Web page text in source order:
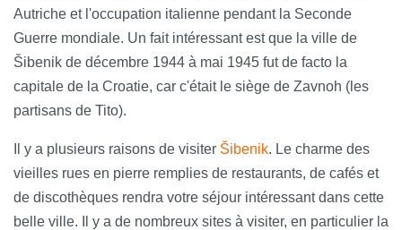
Autriche et l'occupation italienne pendant la Seconde
Guerre mondiale. Un fait intéressant est que la ville de
Šibenik de décembre 1944 à mai 1945 fut de facto la
capitale de la Croatie, car c'était le siège de Zavnoh (les
partisans de Tito).
Il y a plusieurs raisons de visiter Šibenik. Le charme des
vieilles rues en pierre remplies de restaurants, de cafés et
de discothèques rendra votre séjour intéressant dans cette
belle ville. Il y a de nombreux sites à visiter, en particulier la